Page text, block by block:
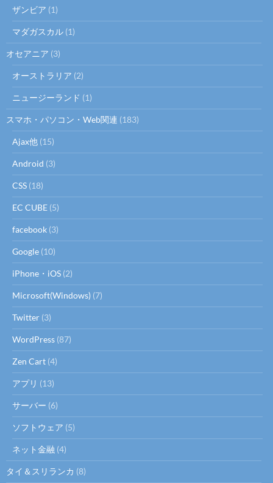
ザンビア (1)
マダガスカル (1)
オセアニア (3)
オーストラリア (2)
ニュージーランド (1)
スマホ・パソコン・Web関連 (183)
Ajax他 (15)
Android (3)
CSS (18)
EC CUBE (5)
facebook (3)
Google (10)
iPhone・iOS (2)
Microsoft(Windows) (7)
Twitter (3)
WordPress (87)
Zen Cart (4)
アプリ (13)
サーバー (6)
ソフトウェア (5)
ネット金融 (4)
タイ＆スリランカ (8)